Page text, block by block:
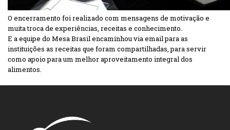
O encerramento foi realizado com mensagens de motivação e
muita troca de experiências, receitas e conhecimento.
E a equipe do Mesa Brasil encaminhou via email para as
instituições as receitas que foram compartilhadas, para servir
como apoio para um melhor aproveitamento integral dos
alimentos.